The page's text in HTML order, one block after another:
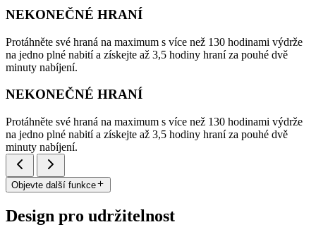
NEKONEČNÉ HRANÍ
Protáhněte své hraná na maximum s více než 130 hodinami výdrže
na jedno plné nabití a získejte až 3,5 hodiny hraní za pouhé dvě
minuty nabíjení.
NEKONEČNÉ HRANÍ
Protáhněte své hraná na maximum s více než 130 hodinami výdrže
na jedno plné nabití a získejte až 3,5 hodiny hraní za pouhé dvě
minuty nabíjení.
Objevte další funkce
Design pro udržitelnost